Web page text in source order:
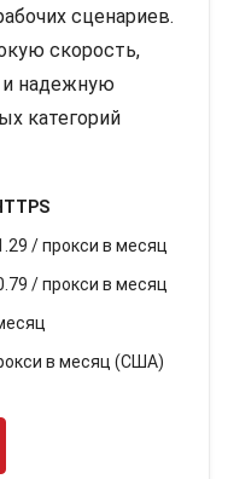
сценариев.
скорость,
и надежную
категорий
/ прокси в месяц
/ прокси в месяц
в месяц (США)